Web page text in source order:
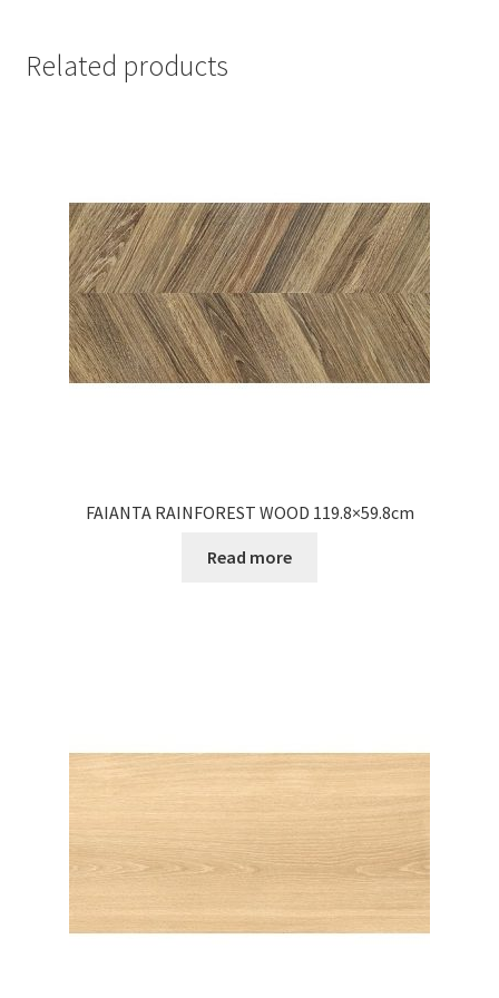
Related products
FAIANTA RAINFOREST WOOD 119.8×59.8cm
Read more